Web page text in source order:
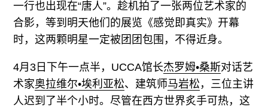
一行也出现在“唐人”。趁机拍了一张两位艺术家的
合影，等到明天他们的展览《感觉即真实》开幕
时，这两颗明星一定被团团包围，不得近身。
4月3日下午一点半，UCCA馆长杰罗姆•桑斯对话艺
术家奥拉维尔•埃利亚松、建筑师马岩松 ，三位主讲
人迟到了半个小时。尽管在西方世界炙手可热，这